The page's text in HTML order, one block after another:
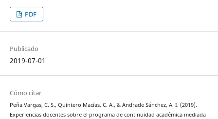
PDF
Publicado
2019-07-01
Cómo citar
Peña Vargas, C. S., Quintero Macías, C. A., & Andrade Sánchez, A. I. (2019).
Experiencias docentes sobre el programa de continuidad académica mediada